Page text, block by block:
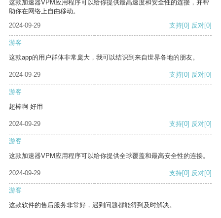
这款加速器VPM应用程序可以给你提供最高速度和安全性的连接，并帮
助你在网络上自由移动。
2024-09-29
支持[0] 反对[0]
游客
这款app的用户群体非常庞大，我可以结识到来自世界各地的朋友。
2024-09-29 支持[0] 反对[0]
游客
超棒啊 好用
2024-09-29 支持[0] 反对[0]
游客
这款加速器VPM应用程序可以给你提供全球覆盖和最高安全性的连接。
2024-09-29 支持[0] 反对[0]
游客
这款软件的售后服务非常好，遇到问题都能得到及时解决。